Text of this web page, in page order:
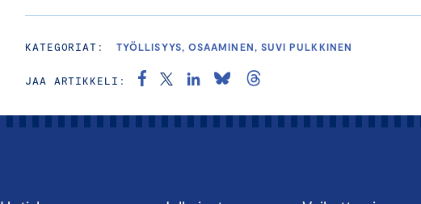
KATEGORIAT: TYÖLLISYYS, OSAAMINEN, SUVI PULKKINEN
JAA ARTIKKELI: